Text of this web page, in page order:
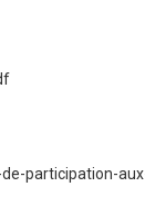
participation-